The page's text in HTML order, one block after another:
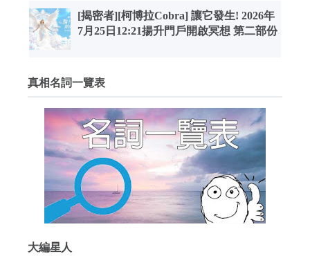
[揭密者][柯博拉Cobra] 讓它發生! 2026年
7月25日12:21揚升門戶開啟冥想 第二部份
真相名詞一覽表
大編星人